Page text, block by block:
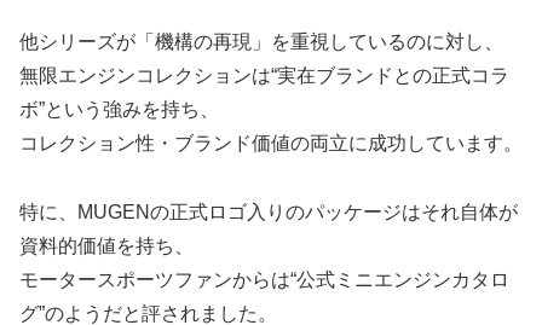
他シリーズが「機構の再現」を重視しているのに対し、
無限エンジンコレクションは“実在ブランドとの正式コラ
ボ”という強みを持ち、
コレクション性・ブランド価値の両立に成功しています。
特に、MUGENの正式ロゴ入りのパッケージはそれ自体が
資料的価値を持ち、
モータースポーツファンからは“公式ミニエンジンカタロ
グ”のようだと評されました。